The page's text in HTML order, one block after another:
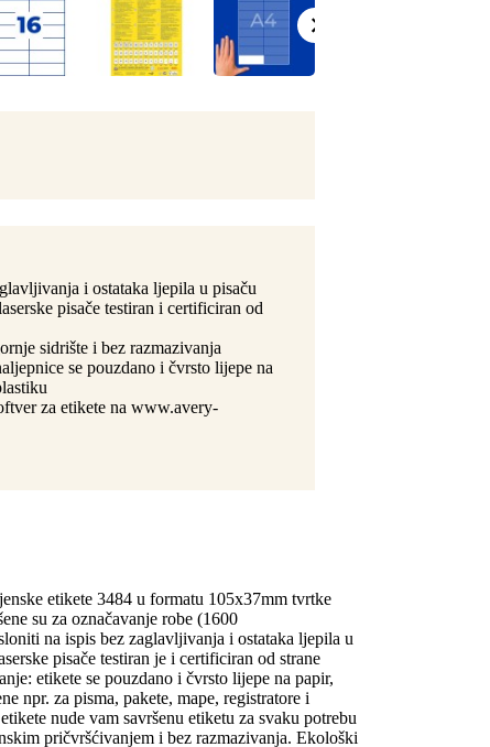
i ostataka ljepila u pisaču
pisače testiran i certificiran od
sidrište i bez razmazivanja
se pouzdano i čvrsto lijepe na
za etikete na www.avery-
etikete 3484 u formatu 105x37mm tvrtke
su za označavanje robe (1600
na ispis bez zaglavljivanja i ostataka ljepila u
pisače testiran je i certificiran od strane
etikete se pouzdano i čvrsto lijepe na papir,
npr. za pisma, pakete, mape, registratore i
nude vam savršenu etiketu za svaku potrebu
pričvršćivanjem i bez razmazivanja. Ekološki